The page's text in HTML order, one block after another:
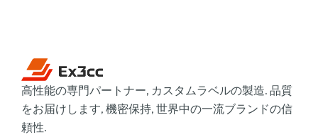
高性能の専門パートナー, カスタムラベルの製造. 品質
をお届けします, 機密保持, 世界中の一流ブランドの信
頼性.